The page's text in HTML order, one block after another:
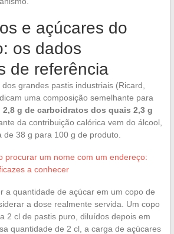
e açúcares do
os dados
de referência
grandes pastis industriais (Ricard,
uma composição semelhante para
2,8 g de carboidratos dos quais 2,3 g
da contribuição calórica vem do álcool,
38 g para 100 g de produto.
procurar um nome com um endereço:
a conhecer
a quantidade de açúcar em um copo de
a dose realmente servida. Um copo
2 cl de pastis puro, diluídos depois em
quantidade de 2 cl, a carga de açúcares